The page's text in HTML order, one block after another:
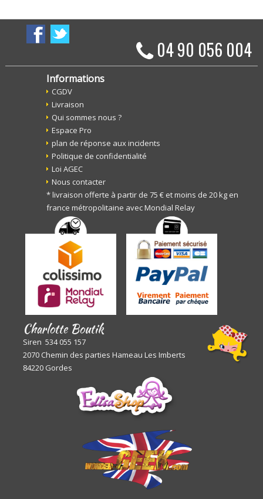
04 90 056 004
Informations
CGDV
Livraison
Qui sommes nous ?
Espace Pro
plan de réponse aux incidents
Politique de confidentialité
Loi AGEC
Nous contacter
* livraison offerte à partir de 75 € et moins de 20 kg en
france métropolitaine avec Mondial Relay
Charlotte Boutik
Siren 534 055 157
2070 Chemin des parties Hameau Les Imberts
84220 Gordes